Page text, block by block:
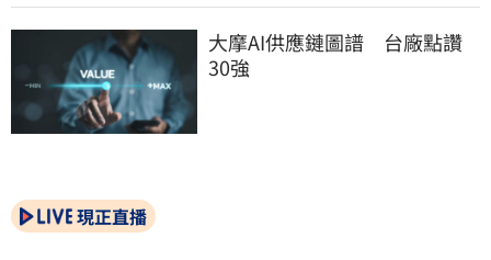
大摩AI供應鏈圖譜　台廠點讚
30強
現正直播